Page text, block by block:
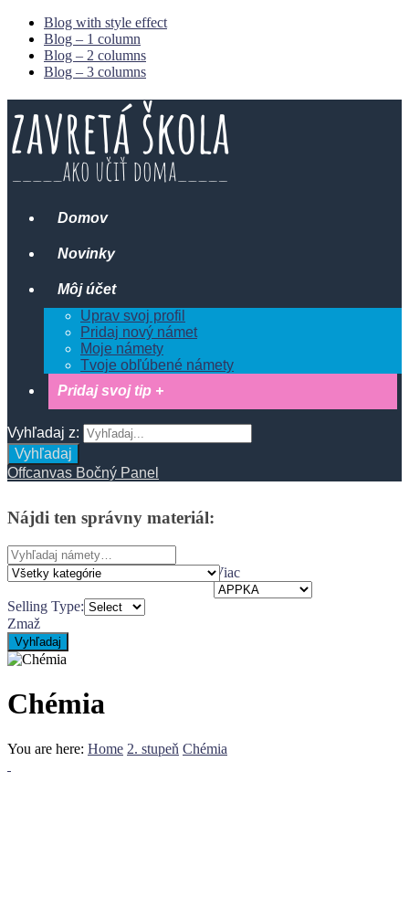
Blog with style effect
Blog – 1 column
Blog – 2 columns
Blog – 3 columns
Domov
Novinky
Môj účet
Uprav svoj profil
Pridaj nový námet
Moje námety
Tvoje obľúbené námety
Pridaj svoj tip +
Vyhľadaj z:
Vyhľadaj
Offcanvas Bočný Panel
Nájdi ten správny materiál:
Search
for:
Viac
Selling Type:
Zmaž
Vyhľadaj
Chémia
You are here: Home 2. stupeň Chémia